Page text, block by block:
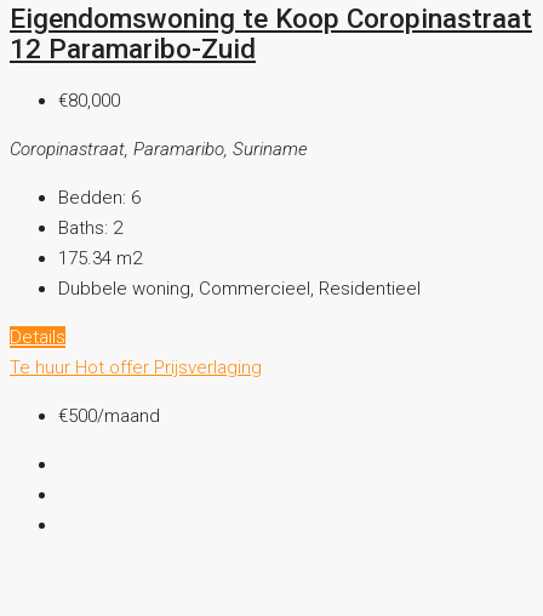
Eigendomswoning te Koop Coropinastraat
12 Paramaribo-Zuid
€80,000
Coropinastraat, Paramaribo, Suriname
Bedden: 6
Baths: 2
175.34 m2
Dubbele woning, Commercieel, Residentieel
Details
Te huur Hot offer Prijsverlaging
€500/maand